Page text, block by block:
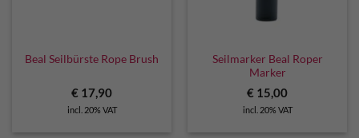
Beal Seilbürste Rope Brush
€ 17,90
incl. 20% VAT
Seilmarker Beal Roper
Marker
€ 15,00
incl. 20% VAT